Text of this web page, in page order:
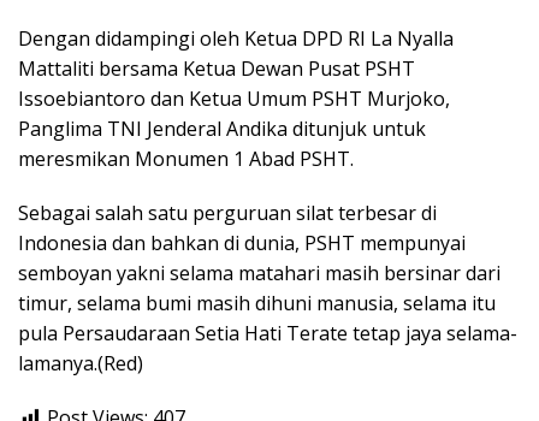
Dengan didampingi oleh Ketua DPD RI La Nyalla
Mattaliti bersama Ketua Dewan Pusat PSHT
Issoebiantoro dan Ketua Umum PSHT Murjoko,
Panglima TNI Jenderal Andika ditunjuk untuk
meresmikan Monumen 1 Abad PSHT.
Sebagai salah satu perguruan silat terbesar di
Indonesia dan bahkan di dunia, PSHT mempunyai
semboyan yakni selama matahari masih bersinar dari
timur, selama bumi masih dihuni manusia, selama itu
pula Persaudaraan Setia Hati Terate tetap jaya selama-
lamanya.(Red)